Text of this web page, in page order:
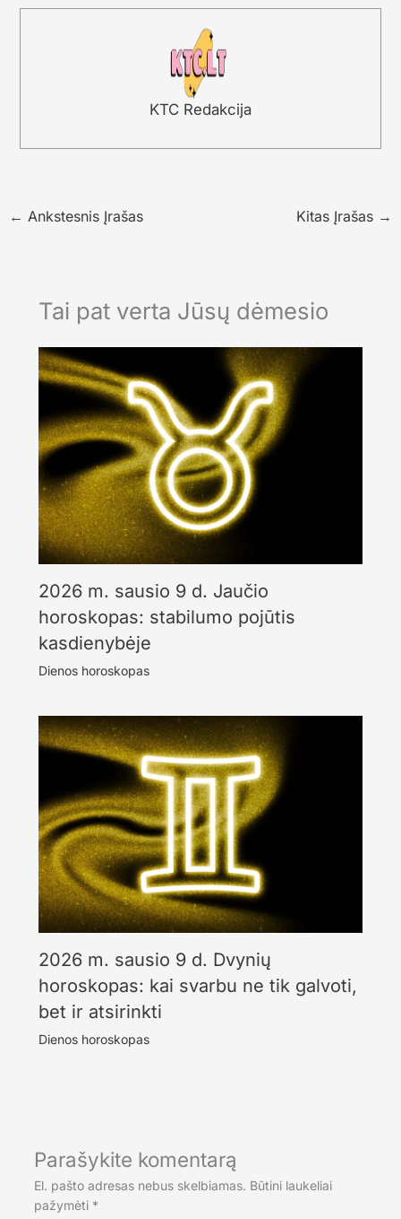
KTC Redakcija
← Ankstesnis Įrašas Kitas Įrašas →
Tai pat verta Jūsų dėmesio
2026 m. sausio 9 d. Jaučio
horoskopas: stabilumo pojūtis
kasdienybėje
Dienos horoskopas
2026 m. sausio 9 d. Dvynių
horoskopas: kai svarbu ne tik galvoti,
bet ir atsirinkti
Dienos horoskopas
Parašykite komentarą
El. pašto adresas nebus skelbiamas. Būtini laukeliai
pažymėti *